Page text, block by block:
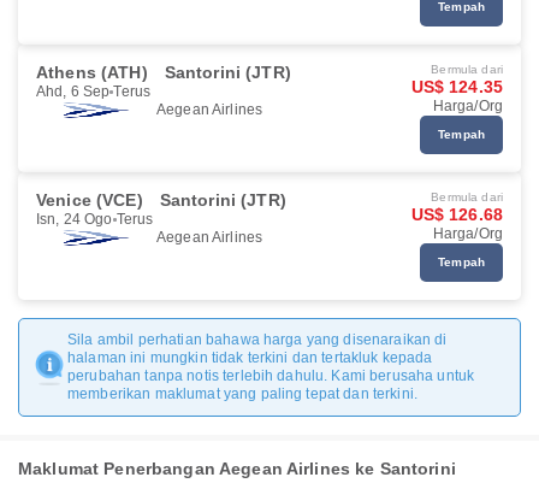
Tempah
Athens (ATH) Santorini (JTR)
Ahd, 6 Sep Terus
Aegean Airlines
Bermula dari
US$ 124.35
Harga/Org
Tempah
Venice (VCE) Santorini (JTR)
Isn, 24 Ogo Terus
Aegean Airlines
Bermula dari
US$ 126.68
Harga/Org
Tempah
Sila ambil perhatian bahawa harga yang disenaraikan di
halaman ini mungkin tidak terkini dan tertakluk kepada
perubahan tanpa notis terlebih dahulu. Kami berusaha untuk
memberikan maklumat yang paling tepat dan terkini.
Maklumat Penerbangan Aegean Airlines ke Santorini